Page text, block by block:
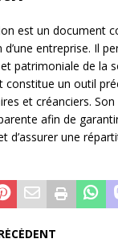
est un document
entreprise. Il
patrimoniale de la
constitue un outil
et créanciers.
afin de
d’assurer une